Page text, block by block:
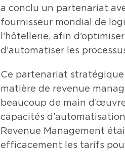
a conclu un partenariat
fournisseur mondial de
l’hôtellerie, afin
d’automatiser les
Ce partenariat
matière de revenue
beaucoup de main
capacités
Revenue Management
efficacement les tarifs